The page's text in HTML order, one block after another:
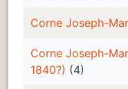
Corne Joseph-
Corne Joseph-
1840?) (4)